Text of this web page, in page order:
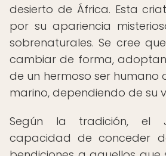
desierto de África. Esta
por su apariencia
sobrenaturales. Se cree
cambiar de forma,
de un hermoso ser humano
marino, dependiendo de su
Según la tradición, el
capacidad de conceder